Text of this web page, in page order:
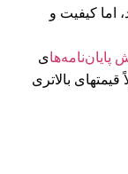
اما کیفیت و
پایان‌نامه‌های
بالاتری